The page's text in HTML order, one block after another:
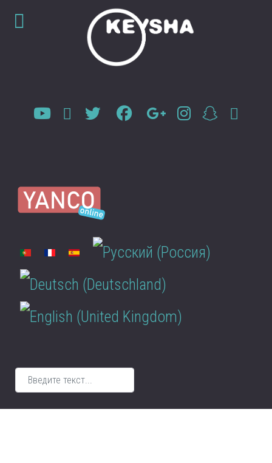
Выберите язык
Поиск